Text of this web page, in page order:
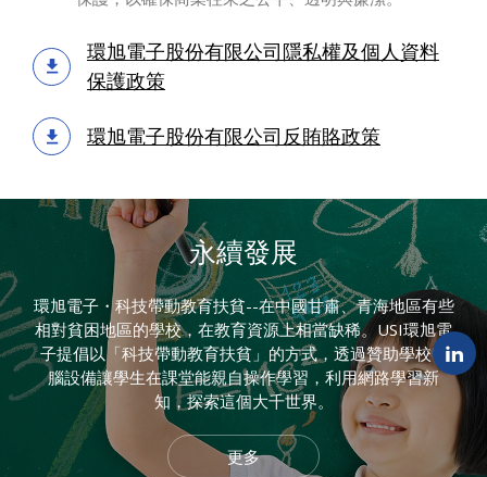
環旭電子股份有限公司隱私權及個人資料
保護政策
環旭電子股份有限公司反賄賂政策
永續發展
環旭電子・科技帶動教育扶貧--在中國甘肅、青海地區有些
相對貧困地區的學校，在教育資源上相當缺稀。USI環旭電
子提倡以「科技帶動教育扶貧」的方式，透過贊助學校電
腦設備讓學生在課堂能親自操作學習，利用網路學習新
知，探索這個大千世界。
更多